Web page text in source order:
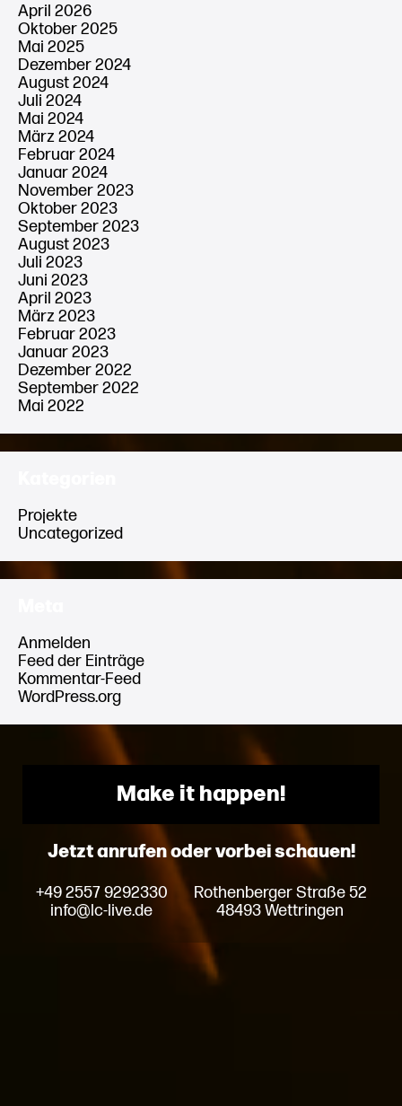
April 2026
Oktober 2025
Mai 2025
Dezember 2024
August 2024
Juli 2024
Mai 2024
März 2024
Februar 2024
Januar 2024
November 2023
Oktober 2023
September 2023
August 2023
Juli 2023
Juni 2023
April 2023
März 2023
Februar 2023
Januar 2023
Dezember 2022
September 2022
Mai 2022
Projekte
Uncategorized
Anmelden
Feed der Einträge
Kommentar-Feed
WordPress.org
Make it happen!
Jetzt anrufen oder vorbei schauen!
+49 2557 9292330
info@lc-live.de
Rothenberger Straße 52
48493 Wettringen